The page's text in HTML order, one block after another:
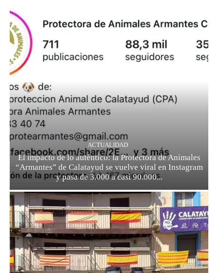
ACTUALIDAD
El impacto de lo auténtico: la Protectora de Animales
“Armantes” de Calatayud se vuelve viral en Instagram
y pasa de 3.000 a casi 90.000...